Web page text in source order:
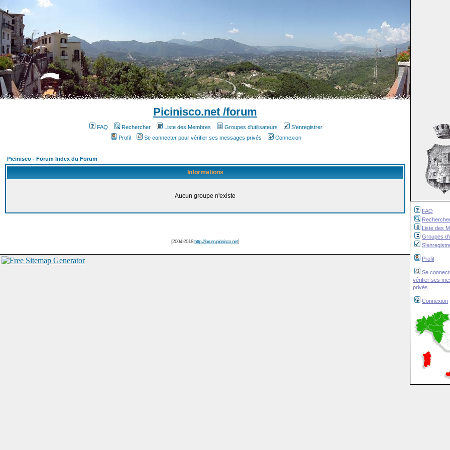
FAQ
Liste des
Groupes
Profil
Se
vérifier ses
privés
Connexion
Picinisco.net /forum
FAQ Rechercher Liste des Membres Groupes d'utilisateurs
S'enregistrer
Profil
Se connecter pour vérifier ses messages privés Connexion
Picinisco - Forum Index du Forum
Informations
Aucun groupe n'existe
[2004-2018http://forum.picinisco.net]